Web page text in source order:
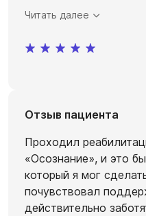
Читать далее
Отзыв пациента
Проходил
«Осознание», и это
который я мог
почувствовал
действительно